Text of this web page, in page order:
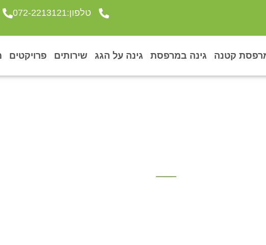
טלפון:072-2213121
קטנה גינה במרפסת גינה על הגג שירותים פרויקטים